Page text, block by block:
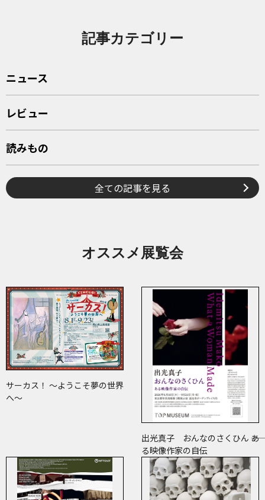
記事カテゴリー
ニュース
レビュー
読みもの
全ての記事を見る
オススメ展覧会
サーカス！ ～ようこそ夢の世界
へ～
出光真子 おんなのさくひん ――あ
る映像作家の自伝